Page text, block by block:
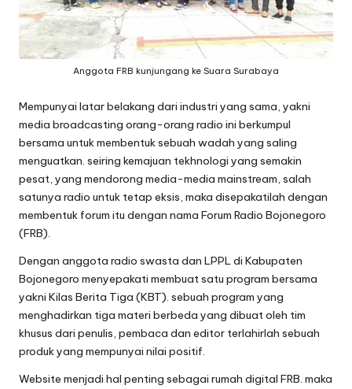
oj
o
e
g
o
r
o
Anggota FRB kunjungang ke Suara Surabaya
Mempunyai latar belakang dari industri yang sama, yakni
media broadcasting orang-orang radio ini berkumpul
bersama untuk membentuk sebuah wadah yang saling
menguatkan. seiring kemajuan tekhnologi yang semakin
pesat, yang mendorong media-media mainstream, salah
satunya radio untuk tetap eksis, maka disepakatilah dengan
membentuk forum itu dengan nama Forum Radio Bojonegoro
(FRB).
Dengan anggota radio swasta dan LPPL di Kabupaten
Bojonegoro menyepakati membuat satu program bersama
yakni Kilas Berita Tiga (KBT). sebuah program yang
menghadirkan tiga materi berbeda yang dibuat oleh tim
khusus dari penulis, pembaca dan editor terlahirlah sebuah
produk yang mempunyai nilai positif.
Website menjadi hal penting sebagai rumah digital FRB. maka